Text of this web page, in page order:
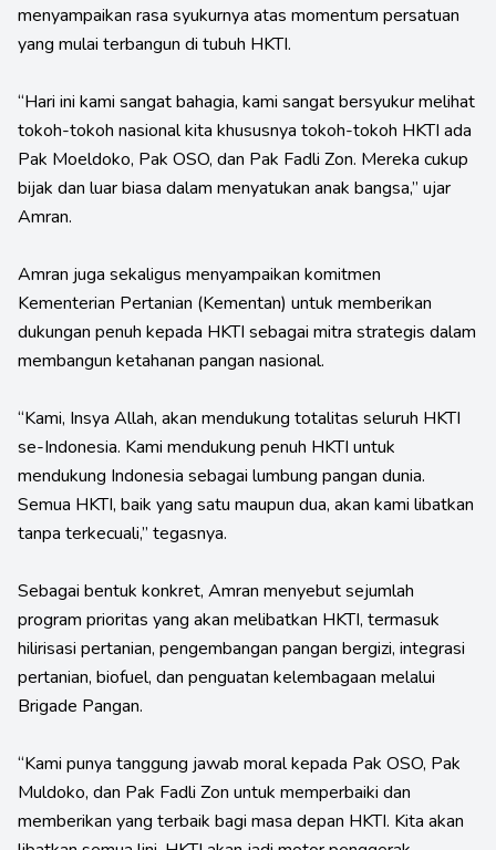
menyampaikan rasa syukurnya atas momentum persatuan
yang mulai terbangun di tubuh HKTI.
“Hari ini kami sangat bahagia, kami sangat bersyukur melihat
tokoh-tokoh nasional kita khususnya tokoh-tokoh HKTI ada
Pak Moeldoko, Pak OSO, dan Pak Fadli Zon. Mereka cukup
bijak dan luar biasa dalam menyatukan anak bangsa,” ujar
Amran.
Amran juga sekaligus menyampaikan komitmen
Kementerian Pertanian (Kementan) untuk memberikan
dukungan penuh kepada HKTI sebagai mitra strategis dalam
membangun ketahanan pangan nasional.
“Kami, Insya Allah, akan mendukung totalitas seluruh HKTI
se-Indonesia. Kami mendukung penuh HKTI untuk
mendukung Indonesia sebagai lumbung pangan dunia.
Semua HKTI, baik yang satu maupun dua, akan kami libatkan
tanpa terkecuali,” tegasnya.
Sebagai bentuk konkret, Amran menyebut sejumlah
program prioritas yang akan melibatkan HKTI, termasuk
hilirisasi pertanian, pengembangan pangan bergizi, integrasi
pertanian, biofuel, dan penguatan kelembagaan melalui
Brigade Pangan.
“Kami punya tanggung jawab moral kepada Pak OSO, Pak
Muldoko, dan Pak Fadli Zon untuk memperbaiki dan
memberikan yang terbaik bagi masa depan HKTI. Kita akan